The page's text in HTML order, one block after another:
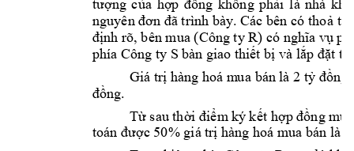
tượng của hợp đồng không phải là nhà
nguyên đơn đã trình bày. Các bên có thoả
định rõ, bên mua (Công ty R) có nghĩa vụ ph
phía Công ty S bàn giao thiết bị và lắp đặt thi
Giá trị hàng hoá mua bán là 2 tỷ đồ
đồng.
Từ sau thời điểm ký kết hợp đồng m
toán được 50% giá trị hàng hoá mua bán là